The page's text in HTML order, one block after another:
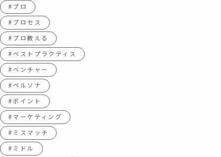
#プロ
#プロセス
#プロ教える
#ベストプラクティス
#ベンチャー
#ペルソナ
#ポイント
#マーケティング
#ミスマッチ
#ミドル